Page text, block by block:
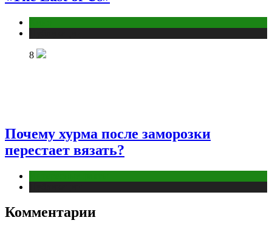
8
Почему хурма после заморозки
перестает вязать?
Комментарии